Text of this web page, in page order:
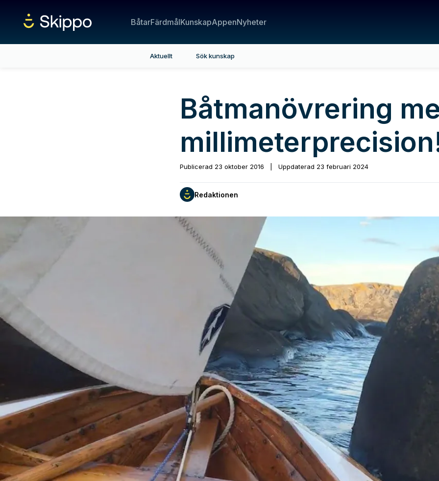
BåtarFärdmålKunskapAppenNyheter
Aktuellt Sök kunskap
Båtmanövrering
Publicerad 23 oktober 2016 Uppdaterad 23 februari 2024
Redaktionen